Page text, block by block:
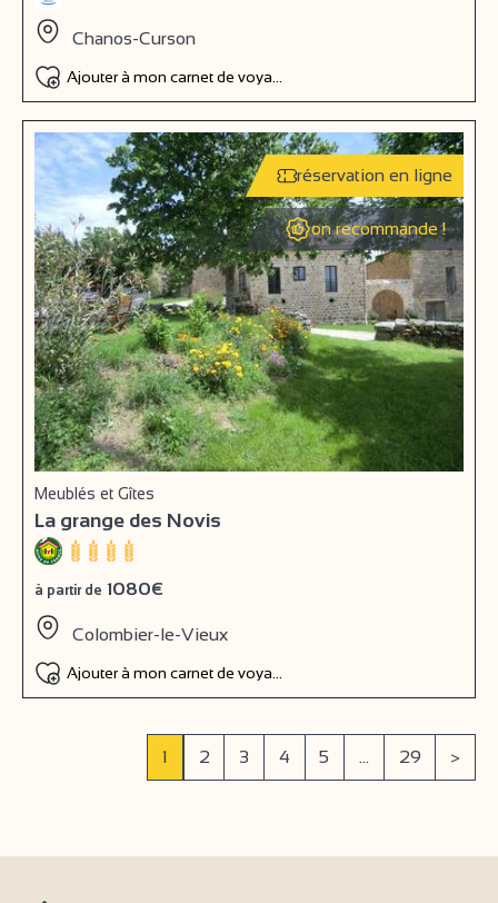
Chanos-Curson
Ajouter à mon carnet de voyage
réservation en ligne
on recommande !
Meublés et Gîtes
La grange des Novis
à partir de 1080€
Colombier-le-Vieux
Ajouter à mon carnet de voyage
1 2 3 4 5 ... 29 >